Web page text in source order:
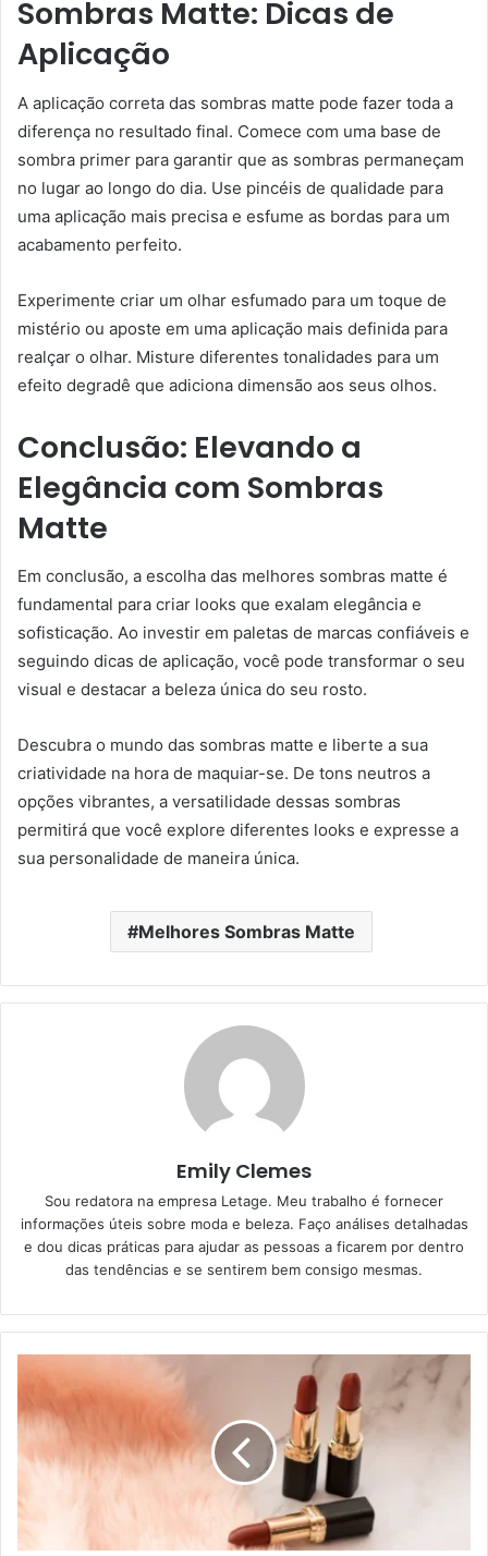
Sombras Matte: Dicas de
Aplicação
A aplicação correta das sombras matte pode fazer toda a
diferença no resultado final. Comece com uma base de
sombra primer para garantir que as sombras permaneçam
no lugar ao longo do dia. Use pincéis de qualidade para
uma aplicação mais precisa e esfume as bordas para um
acabamento perfeito.
Experimente criar um olhar esfumado para um toque de
mistério ou aposte em uma aplicação mais definida para
realçar o olhar. Misture diferentes tonalidades para um
efeito degradê que adiciona dimensão aos seus olhos.
Conclusão: Elevando a
Elegância com Sombras
Matte
Em conclusão, a escolha das melhores sombras matte é
fundamental para criar looks que exalam elegância e
sofisticação. Ao investir em paletas de marcas confiáveis e
seguindo dicas de aplicação, você pode transformar o seu
visual e destacar a beleza única do seu rosto.
Descubra o mundo das sombras matte e liberte a sua
criatividade na hora de maquiar-se. De tons neutros a
opções vibrantes, a versatilidade dessas sombras
permitirá que você explore diferentes looks e expresse a
sua personalidade de maneira única.
Melhores Sombras Matte
Emily Clemes
Sou redatora na empresa Letage. Meu trabalho é fornecer
informações úteis sobre moda e beleza. Faço análises detalhadas
e dou dicas práticas para ajudar as pessoas a ficarem por dentro
das tendências e se sentirem bem consigo mesmas.